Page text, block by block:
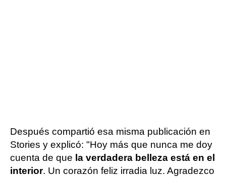
Después compartió esa misma publicación en
Stories y explicó: "Hoy más que nunca me doy
cuenta de que la verdadera belleza está en el
interior. Un corazón feliz irradia luz. Agradezco